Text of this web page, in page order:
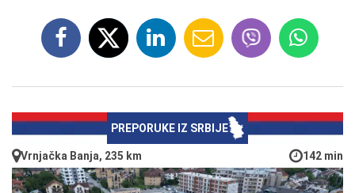
PREPORUKE IZ SRBIJE
Vrnjačka Banja, 235 km 142 min